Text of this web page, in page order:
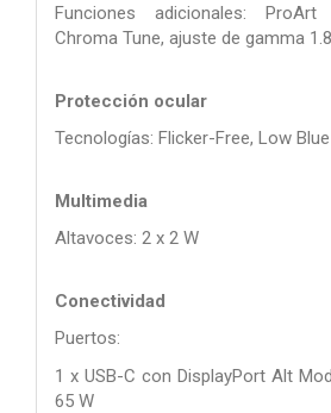
Funciones adicionales: ProArt
Chroma Tune, ajuste de gamma
Protección ocular
Tecnologías: Flicker-Free, Low
Multimedia
Altavoces: 2 x 2 W
Conectividad
Puertos:
1 x USB-C con DisplayPort Alt
65 W